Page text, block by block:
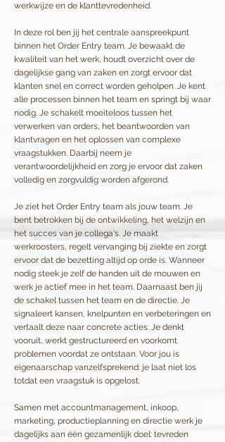
werkwijze en de klanttevredenheid.
In deze rol ben jij het centrale aanspreekpunt
binnen het Order Entry team. Je bewaakt de
kwaliteit van het werk, houdt overzicht over de
dagelijkse gang van zaken en zorgt ervoor dat
klanten snel en correct worden geholpen. Je kent
alle processen binnen het team en springt bij waar
nodig. Je schakelt moeiteloos tussen het
verwerken van orders, het beantwoorden van
klantvragen en het oplossen van complexe
vraagstukken. Daarbij neem je
verantwoordelijkheid en zorg je ervoor dat zaken
volledig en zorgvuldig worden afgerond.
Je ziet het Order Entry team als jouw team. Je
bent betrokken bij de ontwikkeling, het welzijn en
het succes van je collega's. Je maakt
werkroosters, regelt vervanging bij ziekte en zorgt
ervoor dat de bezetting altijd op orde is. Wanneer
nodig steek je zelf de handen uit de mouwen en
werk je actief mee in het team. Daarnaast ben jij
de schakel tussen het team en de directie. Je
signaleert kansen, knelpunten en verbeteringen en
vertaalt deze naar concrete acties. Je denkt
vooruit, werkt gestructureerd en voorkomt
problemen voordat ze ontstaan. Voor jou is
eigenaarschap vanzelfsprekend: je laat niet los
totdat een vraagstuk is opgelost.
Samen met accountmanagement, inkoop,
marketing, productieplanning en directie werk je
dagelijks aan één gezamenlijk doel: tevreden